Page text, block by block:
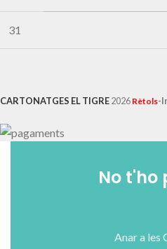
31
CARTONATGES EL TIGRE2026 Rètols-
No t'ho
Anar a les